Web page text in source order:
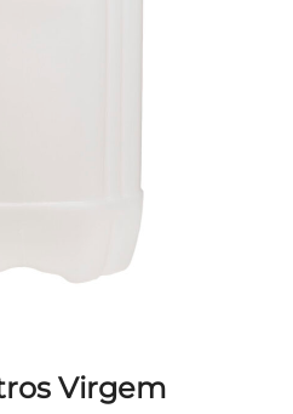
Virgem